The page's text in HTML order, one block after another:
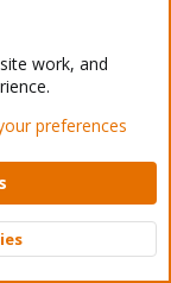
the ip
while running
-s
Top
work, and
preferences